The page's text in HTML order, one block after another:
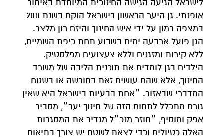
לישראל הגיעה הגישה החינוכית המיוחדת באיחור
אופנתי. גן היער הראשון בישראל הוקם בשנת 2011
במצפה רמון על ידי איש החינוך והיזם רון מלצר.
הגן פועל ארבעה ימים בשבוע תחת כיפת השמיים,
ללא קירות ומזגנים וללא צעצועים מפלסטיק.
הילדים בגן לומדים את תוכנית הליבה של משרד
החינוך, אלא שהם עושים זאת בחורשה או בשטח
המדברי שבאזור. ״אחת הבעיות בישראל היא שאין
גורם מתכלל לתחום הזה של חינוך יער״, מסביר
אפק ומוסיף, ״חוזר מנכ״ל מגדיר את המסגרות
האלה כטיולים וכדי לצאת לשטח יש צורך בתיאום